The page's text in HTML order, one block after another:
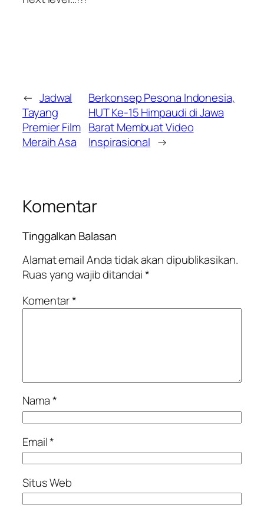
← Jadwal
Tayang
Premier Film
Meraih Asa
Berkonsep Pesona Indonesia,
HUT Ke-15 Himpaudi di Jawa
Barat Membuat Video
Inspirasional →
Komentar
Tinggalkan Balasan
Alamat email Anda tidak akan dipublikasikan.
Ruas yang wajib ditandai*
Komentar*
Nama*
Email*
Situs Web